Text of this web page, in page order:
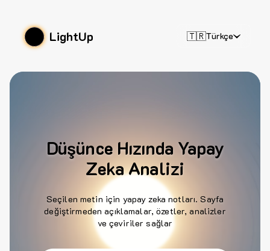
LightUp 🇹🇷Türkçe
Düşünce Hızında Yapay
Zeka Analizi
Seçilen metin için yapay zeka notları. Sayfa
değiştirmeden açıklamalar, özetler, analizler
ve çeviriler sağlar